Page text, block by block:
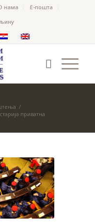
нама
Е-пошта
/
приватна